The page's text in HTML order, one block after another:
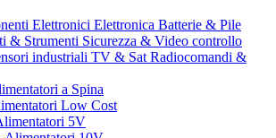
Elettronici Elettronica Batterie & Pile
& Strumenti Sicurezza & Video controllo
industriali TV & Sat Radiocomandi &
a Spina
Low Cost
5V